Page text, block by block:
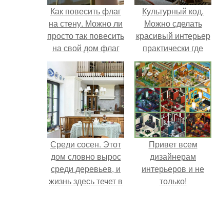
Как повесить флаг
на стену. Можно ли
просто так повесить
на свой дом флаг
России?
Культурный код.
Можно сделать
красивый интерьер
практически где
угодно.
Среди сосен. Этот
дом словно вырос
среди деревьев, и
жизнь здесь течет в
Привет всем
дизайнерам
интерьеров и не
только!